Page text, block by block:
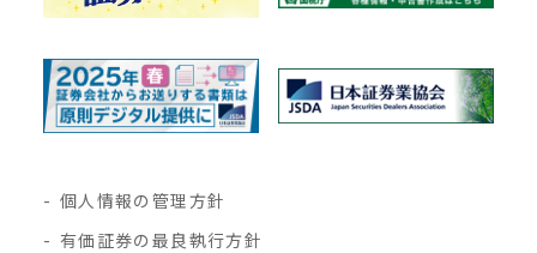
個人情報の管理方針
有価証券の最良執行方針